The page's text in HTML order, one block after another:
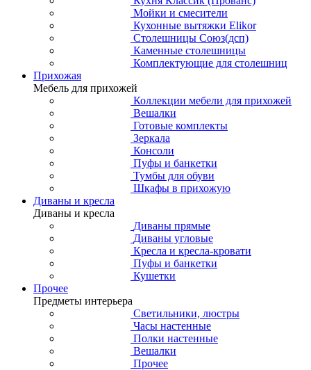
Мойки и смесители
Кухонные вытяжки Elikor
Столешницы Союз(дсп)
Каменные столешницы
Комплектующие для столешниц
Прихожая
Мебель для прихожей
Коллекции мебели для прихожей
Вешалки
Готовые комплекты
Зеркала
Консоли
Пуфы и банкетки
Тумбы для обуви
Шкафы в прихожую
Диваны и кресла
Диваны и кресла
Диваны прямые
Диваны угловые
Кресла и кресла-кровати
Пуфы и банкетки
Кушетки
Прочее
Предметы интерьера
Светильники, люстры
Часы настенные
Полки настенные
Вешалки
Прочее